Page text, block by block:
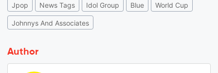
Jpop News Tags Idol Group Blue World Cup
Johnnys And Associates
Author